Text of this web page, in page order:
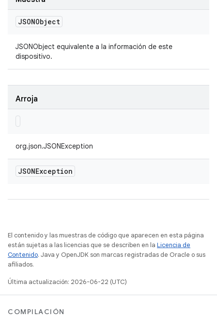
JSONObject
JSONObject equivalente a la información de este
dispositivo.
Arroja
org.json.JSONException
JSONException
El contenido y las muestras de código que aparecen en esta página
están sujetas a las licencias que se describen en la Licencia de
Contenido. Java y OpenJDK son marcas registradas de Oracle o sus
afiliados.
Última actualización: 2026-06-22 (UTC)
COMPILACIÓN